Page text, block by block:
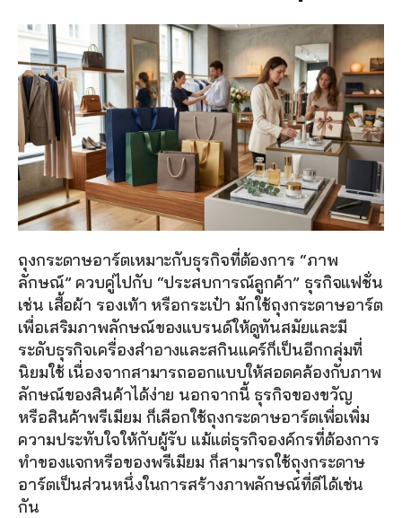
ถุงกระดาษอาร์ตเหมาะกับธุรกิจที่ต้องการ “ภาพ
ลักษณ์” ควบคู่ไปกับ “ประสบการณ์ลูกค้า” ธุรกิจแฟชั่น
เช่น เสื้อผ้า รองเท้า หรือกระเป๋า มักใช้ถุงกระดาษอาร์ต
เพื่อเสริมภาพลักษณ์ของแบรนด์ให้ดูทันสมัยและมี
ระดับธุรกิจเครื่องสำอางและสกินแคร์ก็เป็นอีกกลุ่มที่
นิยมใช้ เนื่องจากสามารถออกแบบให้สอดคล้องกับภาพ
ลักษณ์ของสินค้าได้ง่าย นอกจากนี้ ธุรกิจของขวัญ
หรือสินค้าพรีเมียม ก็เลือกใช้ถุงกระดาษอาร์ตเพื่อเพิ่ม
ความประทับใจให้กับผู้รับ แม้แต่ธุรกิจองค์กรที่ต้องการ
ทำของแจกหรือของพรีเมียม ก็สามารถใช้ถุงกระดาษ
อาร์ตเป็นส่วนหนึ่งในการสร้างภาพลักษณ์ที่ดีได้เช่น
กัน